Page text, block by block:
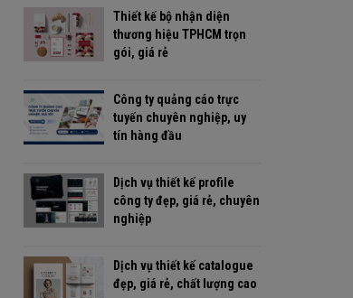
Thiết kế bộ nhận diện
thương hiệu TPHCM trọn
gói, giá rẻ
Công ty quảng cáo trực
tuyến chuyên nghiệp, uy
tín hàng đầu
Dịch vụ thiết kế profile
công ty đẹp, giá rẻ, chuyên
nghiệp
Dịch vụ thiết kế catalogue
đẹp, giá rẻ, chất lượng cao